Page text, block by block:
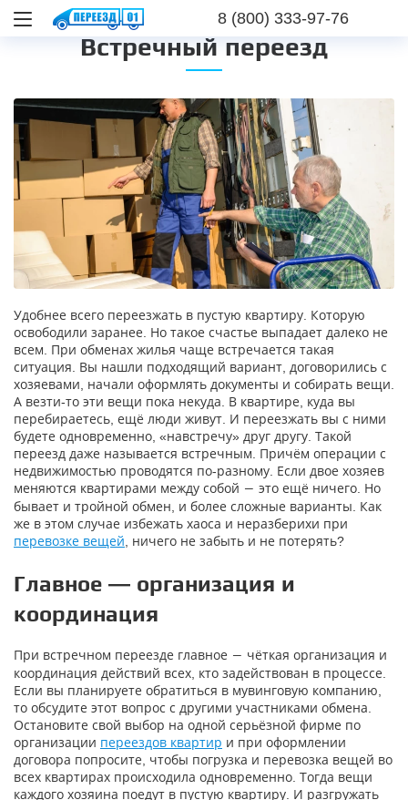
8 (800) 333-97-76
Встречный переезд
Удобнее всего переезжать в пустую квартиру. Которую
освободили заранее. Но такое счастье выпадает далеко не
всем. При обменах жилья чаще встречается такая
ситуация. Вы нашли подходящий вариант, договорились с
хозяевами, начали оформлять документы и собирать вещи.
А везти-то эти вещи пока некуда. В квартире, куда вы
перебираетесь, ещё люди живут. И переезжать вы с ними
будете одновременно, «навстречу» друг другу. Такой
переезд даже называется встречным. Причём операции с
недвижимостью проводятся по-разному. Если двое хозяев
меняются квартирами между собой ― это ещё ничего. Но
бывает и тройной обмен, и более сложные варианты. Как
же в этом случае избежать хаоса и неразберихи при
перевозке вещей , ничего не забыть и не потерять?
Главное — организация и
координация
При встречном переезде главное ― чёткая организация и
координация действий всех, кто задействован в процессе.
Если вы планируете обратиться в мувинговую компанию,
то обсудите этот вопрос с другими участниками обмена.
Остановите свой выбор на одной серьёзной фирме по
организации переездов квартир и при оформлении
договора попросите, чтобы погрузка и перевозка вещей во
всех квартирах происходила одновременно. Тогда вещи
каждого хозяина поедут в пустую квартиру. И разгружать